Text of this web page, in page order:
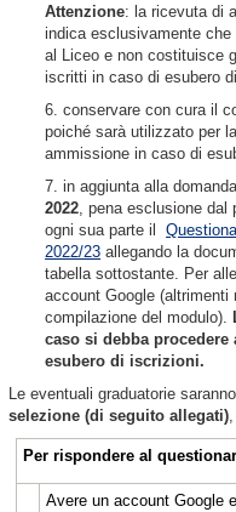
Attenzione: la ricevuta di
indica esclusivamente
al Liceo e non costituisce
iscritti in caso di esubero
6. conservare con cura il
poiché sarà utilizzato per
ammissione in caso di
7. in aggiunta alla
2022, pena esclusione dal
ogni sua parte il
2022/23 allegando la
tabella sottostante. Per
account Google (altrimenti
compilazione del modulo).
caso si debba procedere
esubero di iscrizioni.
Le eventuali graduatorie
selezione (di seguito allegati)
Per rispondere al
Avere un account Google